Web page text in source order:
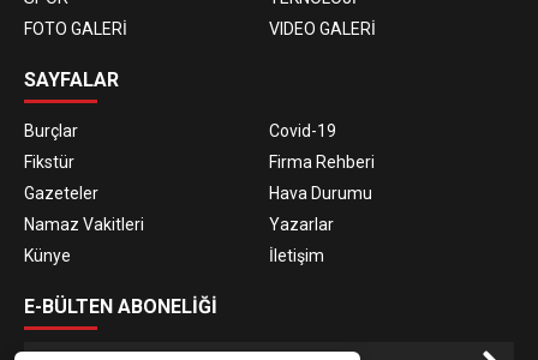
FOTO GALERİ
VIDEO GALERİ
SAYFALAR
Burçlar
Covid-19
Fikstür
Firma Rehberi
Gazeteler
Hava Durumu
Namaz Vakitleri
Yazarlar
Künye
İletişim
E-BÜLTEN ABONELİĞİ